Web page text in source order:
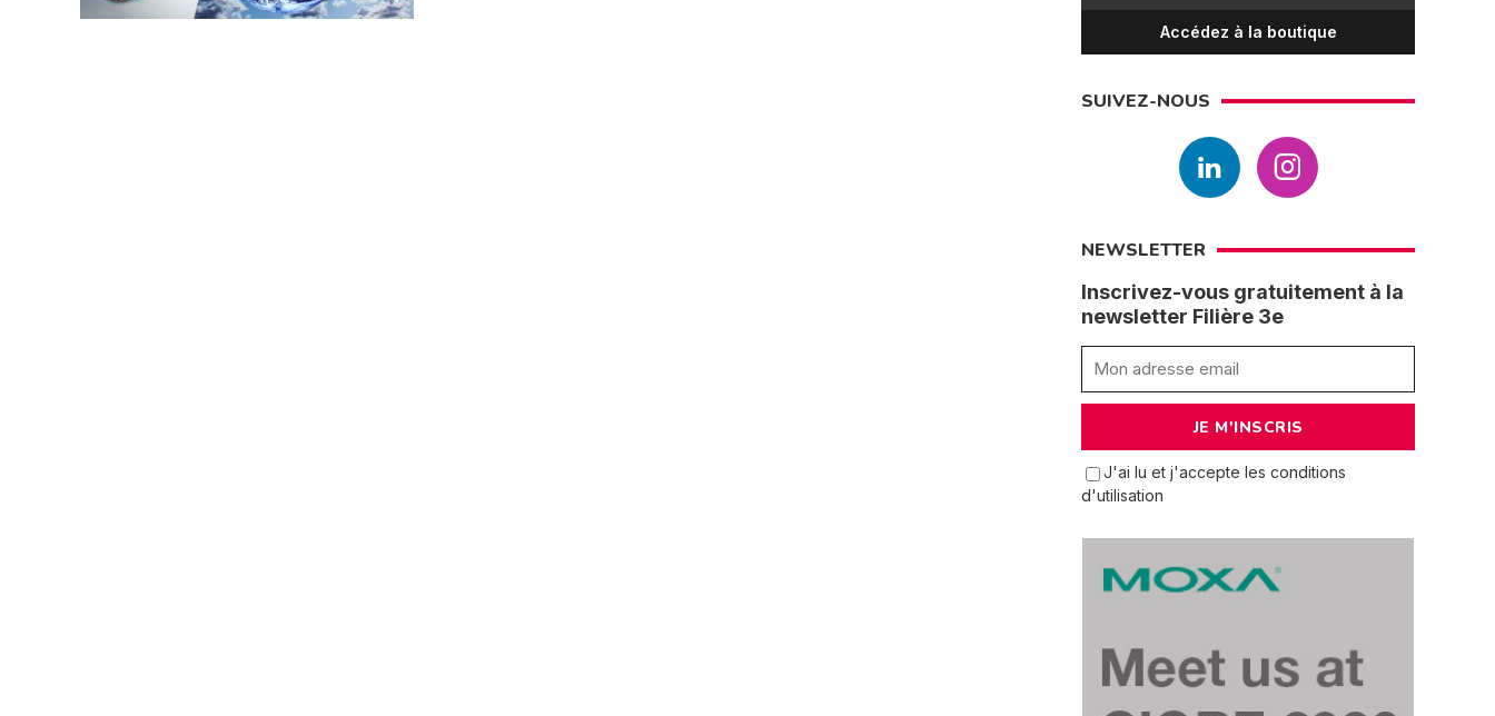
Accédez à la boutique
SUIVEZ-NOUS
NEWSLETTER
Inscrivez-vous gratuitement à la
newsletter Filière 3e
J'ai lu et j'accepte les conditions
d'utilisation